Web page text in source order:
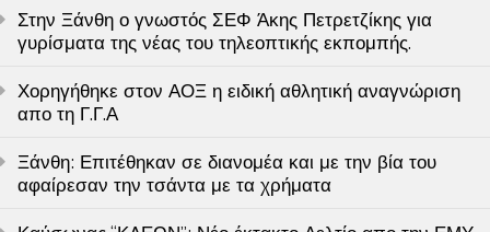
Στην Ξάνθη ο γνωστός ΣΕΦ Άκης Πετρετζίκης για
γυρίσματα της νέας του τηλεοπτικής εκπομπής.
Χορηγήθηκε στον ΑΟΞ η ειδική αθλητική αναγνώριση
απο τη Γ.Γ.Α
Ξάνθη: Επιτέθηκαν σε διανομέα και με την βία του
αφαίρεσαν την τσάντα με τα χρήματα